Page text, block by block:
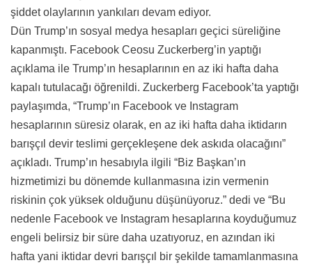
şiddet olaylarının yankıları devam ediyor.
Dün Trump’ın sosyal medya hesapları geçici süreliğine
kapanmıştı. Facebook Ceosu Zuckerberg’in yaptığı
açıklama ile Trump’ın hesaplarının en az iki hafta daha
kapalı tutulacağı öğrenildi. Zuckerberg Facebook’ta yaptığı
paylaşımda, “Trump’ın Facebook ve Instagram
hesaplarının süresiz olarak, en az iki hafta daha iktidarın
barışçıl devir teslimi gerçekleşene dek askıda olacağını”
açıkladı. Trump’ın hesabıyla ilgili “Biz Başkan’ın
hizmetimizi bu dönemde kullanmasına izin vermenin
riskinin çok yüksek olduğunu düşünüyoruz.” dedi ve “Bu
nedenle Facebook ve Instagram hesaplarına koyduğumuz
engeli belirsiz bir süre daha uzatıyoruz, en azından iki
hafta yani iktidar devri barışçıl bir şekilde tamamlanmasına